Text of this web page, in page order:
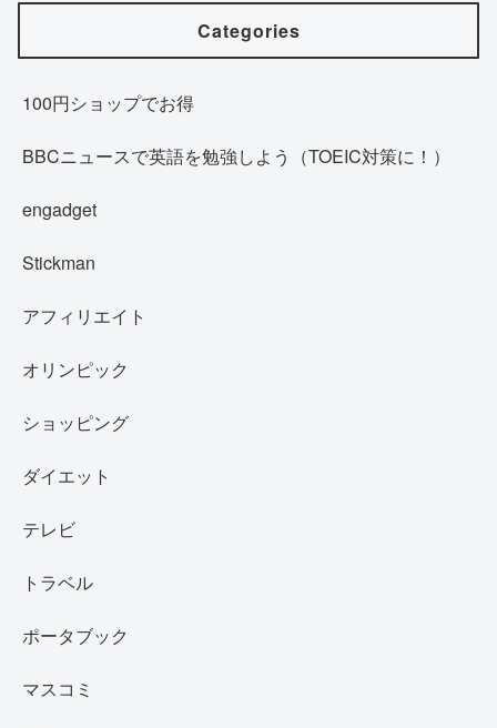
Categories
100円ショップでお得
BBCニュースで英語を勉強しよう（TOEIC対策に！）
engadget
Stickman
アフィリエイト
オリンピック
ショッピング
ダイエット
テレビ
トラベル
ポータブック
マスコミ